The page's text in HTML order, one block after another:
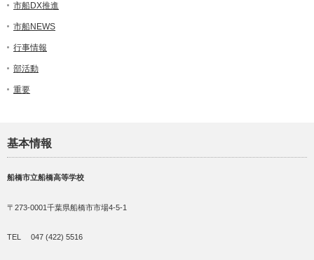
市船DX推進
市船NEWS
行事情報
部活動
重要
基本情報
船橋市立船橋高等学校
〒273-0001千葉県船橋市市場4-5-1
TEL 047 (422) 5516